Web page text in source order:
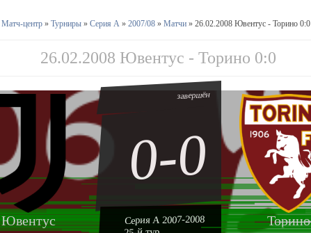
Матч-центр» Турниры» Серия А» 2007/08» Матчи» 26.02.2008 Ювентус - Торино 0:0
26.02.2008 Ювентус - Торино 0:0
Ювентус Торино
завершён
0-0
Серия А 2007-2008